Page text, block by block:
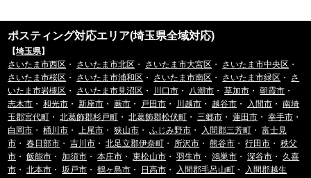
ポスティング対応エリア(埼玉県全域対応)
【埼玉県】
さいたま市西区 ・ さいたま市北区 ・ さいたま市大宮区 ・ さいたま市中央区 ・
さいたま市桜区 ・ さいたま市浦和区 ・ さいたま市南区 ・ さいたま市緑区 ・ さ
いたま市岩槻区 ・ さいたま市見沼区 ・ 川口市 ・ 八潮市 ・草加市 ・朝霞市 ・
志木市 ・和光市 ・新座市 ・蕨市 ・ 戸田市 ・ 川越市 ・ 越谷市 ・ 入間市 ・南埼
玉郡宮代町 ・北葛飾郡杉戸町 ・北葛飾郡松伏町 ・ 三郷市 ・蓮田市 ・幸手市 ・
白岡市 ・桶川市 ・ 上尾市 ・狭山市 ・ふじみ野市 ・ 入間郡三芳町 ・富士見
市 ・春日部市 ・吉川市 ・北足立郡伊奈町 ・ 所沢市 ・熊谷市 ・行田市 ・秩父
市 ・飯能市 ・加須市 ・本庄市 ・東松山市 ・羽生市 ・鴻巣市 ・深谷市 ・ 久喜
市 ・北本市 ・坂戸市 ・鶴ヶ島市 ・ 日高市 ・ 入間郡毛呂山町 ・
入間郡越生